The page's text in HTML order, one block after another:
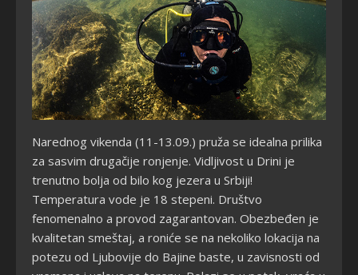
Narednog vikenda (11-13.09.) pruža se idealna prilika
za sasvim drugačije ronjenje. Vidljivost u Drini je
trenutno bolja od bilo kog jezera u Srbiji!
Temperatura vode je 18 stepeni. Društvo
fenomenalno a provod zagarantovan. Obezbeđen je
kvalitetan smeštaj, a roniće se na nekoliko lokacija na
potezu od Ljubovije do Bajine baste, u zavisnosti od